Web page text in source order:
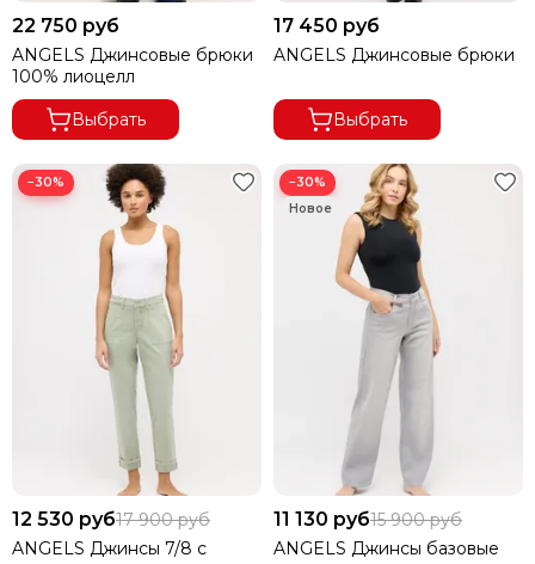
22 750 руб
ANGELS Джинсовые брюки
100% лиоцелл
Выбрать
17 450 руб
ANGELS Джинсовые брюки
Выбрать
−30%
12 530 руб17 900 руб
ANGELS Джинсы 7/8 с
−30%
11 130 руб15 900 руб
ANGELS Джинсы базовые